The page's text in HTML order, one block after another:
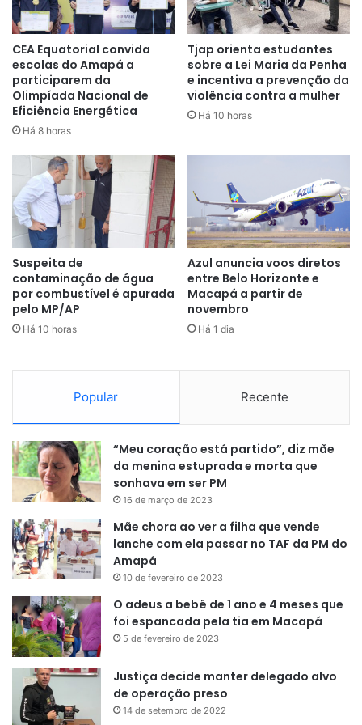
Até nos habitacionais os deficientes encontram barreiras,
é o que garante Marcelino Barata:“Quando o deficiente
sai pra procurar um atendimento de saúde, na espera do
transporte coletivo, ele precisa de uma cobertura para
se proteger do sol ou da chuva, onde a maioria das
paradas, não possui esse tipo de necessidade. O
lesados sem nossos direitos”
então cumprida:
“Todos os órgãos fiscalizadores tem
consciência das nossas necessidades, como CTMac,
Setrap, entre outros. A Coordenadoria de Mobilidade
CEA Equatorial convida
escolas do Amapá a
participarem da
Olimpíada Nacional de
Eficiência Energética
Há 8 horas
Tjap orienta estudantes
sobre a Lei Maria da Penha
e incentiva a prevenção da
violência contra a mulher
Há 10 horas
Suspeita de
contaminação de água
por combustível é apurada
pelo MP/AP
Há 10 horas
Azul anuncia voos diretos
entre Belo Horizonte e
Macapá a partir de
novembro
Há 1 dia
Popular Recente
“Meu coração está partido”, diz mãe
da menina estuprada e morta que
sonhava em ser PM
16 de março de 2023
Mãe chora ao ver a filha que vende
lanche com ela passar no TAF da PM do
Amapá
10 de fevereiro de 2023
O adeus a bebê de 1 ano e 4 meses que
foi espancada pela tia em Macapá
5 de fevereiro de 2023
Justiça decide manter delegado alvo
de operação preso
14 de setembro de 2022